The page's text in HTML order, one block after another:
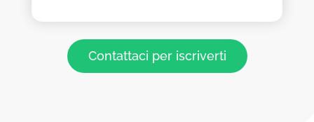
Contattaci per iscriverti